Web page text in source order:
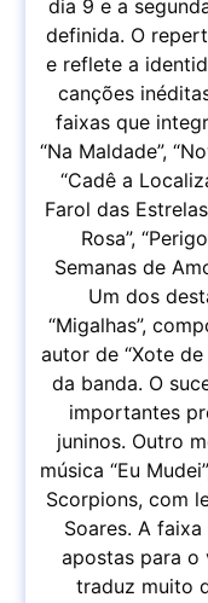
dia 9 e a
definida. O
e reflete a
canções
faixas que
“Na Maldade”,
“Cadê a
Farol das
Rosa”,
Semanas de
Um dos
“Migalhas”,
autor de “Xote
da banda. O
importantes
juninos. Outro
música “Eu
Scorpions, com
Soares. A
apostas para o
traduz muito